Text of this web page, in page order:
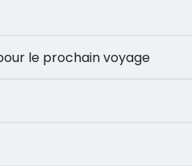
pour le prochain voyage